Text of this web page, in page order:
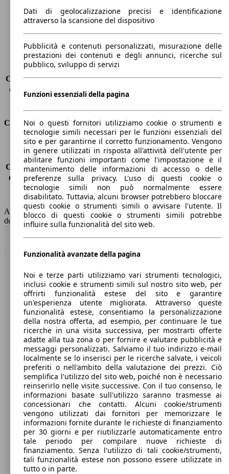
Passo
2820 mm
Peso massimo
Carico massimo
-
Porte
4
Sedili
5
Carico sul tetto
-
Capacità di traino (senza freni) -
Capacità di traino (con freni)
1600 kg
480 l
Consumi
Emissioni di CO2*
-
Consumo (urbano)
-
Consumo (extra-urbano) -
Consumo (combinato)*
-
Classe di emissione
Euro 6
Capacità del serbatoio
52 l
AutoScout24 non si assume alcuna responsabilità per la correttezza
dei dati.
Torna su
Benvenuti su AutoScout24, il mercato auto europeo.
Società
A proposito di AutoScout24
Stampa
Media
Condizioni generali
Informazioni
Privacy
Dichiarazione di Accessibilità
Servizi
Area rivenditori
Dati di geolocalizzazione precisi e identificazione
attraverso la scansione del dispositivo
Pubblicità e contenuti personalizzati, misurazione delle
prestazioni dei contenuti e degli annunci, ricerche sul
pubblico, sviluppo di servizi
Funzioni essenziali della pagina
Noi o questi fornitori utilizziamo cookie o strumenti e
tecnologie simili necessari per le funzioni essenziali del
sito e per garantirne il corretto funzionamento. Vengono
in genere utilizzati in risposta all'attività dell'utente per
abilitare funzioni importanti come l'impostazione e il
mantenimento delle informazioni di accesso o delle
preferenze sulla privacy. L'uso di questi cookie o
tecnologie simili non può normalmente essere
disabilitato. Tuttavia, alcuni browser potrebbero bloccare
questi cookie o strumenti simili o avvisare l'utente. Il
blocco di questi cookie o strumenti simili potrebbe
influire sulla funzionalità del sito web.
Funzionalità avanzate della pagina
Noi e terze parti utilizziamo vari strumenti tecnologici,
inclusi cookie e strumenti simili sul nostro sito web, per
offrirti funzionalità estese del sito e garantire
un'esperienza utente migliorata. Attraverso queste
funzionalità estese, consentiamo la personalizzazione
della nostra offerta, ad esempio, per continuare le tue
ricerche in una visita successiva, per mostrarti offerte
adatte alla tua zona o per fornire e valutare pubblicità e
messaggi personalizzati. Salviamo il tuo indirizzo e-mail
localmente se lo inserisci per le ricerche salvate, i veicoli
preferiti o nell'ambito della valutazione dei prezzi. Ciò
semplifica l'utilizzo del sito web, poiché non è necessario
reinserirlo nelle visite successive. Con il tuo consenso, le
informazioni basate sull'utilizzo saranno trasmesse ai
concessionari che contatti. Alcuni cookie/strumenti
vengono utilizzati dai fornitori per memorizzare le
informazioni fornite durante le richieste di finanziamento
per 30 giorni e per riutilizzarle automaticamente entro
tale periodo per compilare nuove richieste di
finanziamento. Senza l'utilizzo di tali cookie/strumenti,
tali funzionalità estese non possono essere utilizzate in
tutto o in parte.